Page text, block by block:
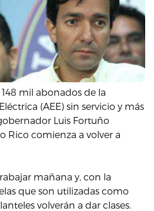
mil abonados de la
(AEE) sin servicio y más
Luis Fortuño
Rico comienza a volver a
mañana y, con la
que son utilizadas como
volverán a dar clases.